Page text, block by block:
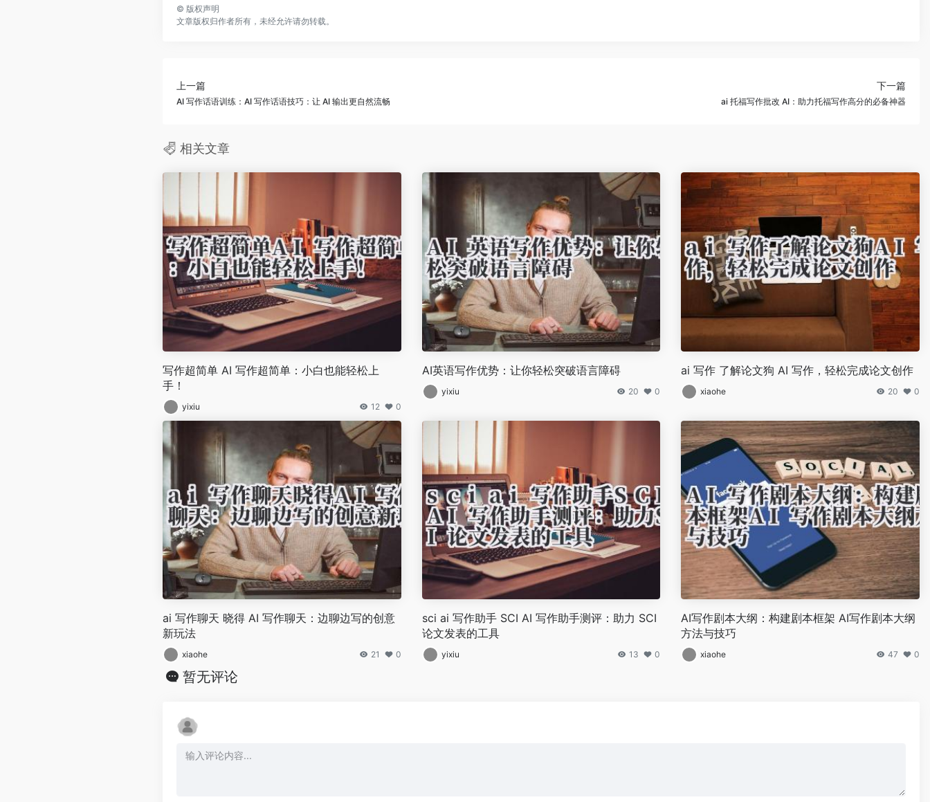
© 版权声明
文章版权归作者所有，未经允许请勿转载。
上一篇
AI 写作话语训练：AI 写作话语技巧：让 AI 输出更自然流畅
下一篇
ai 托福写作批改 AI：助力托福写作高分的必备神器
相关文章
写作超简单 AI 写作超简单：小白也能轻松上
手！
yixiu 12 0
AI英语写作优势：让你轻松突破语言障碍
yixiu 20 0
ai 写作 了解论文狗 AI 写作，轻松完成论文创作
xiaohe 20 0
ai 写作聊天 晓得 AI 写作聊天：边聊边写的创意
新玩法
xiaohe 21 0
sci ai 写作助手 SCI AI 写作助手测评：助力 SCI
论文发表的工具
yixiu 13 0
AI写作剧本大纲：构建剧本框架 AI写作剧本大纲
方法与技巧
xiaohe 47 0
暂无评论